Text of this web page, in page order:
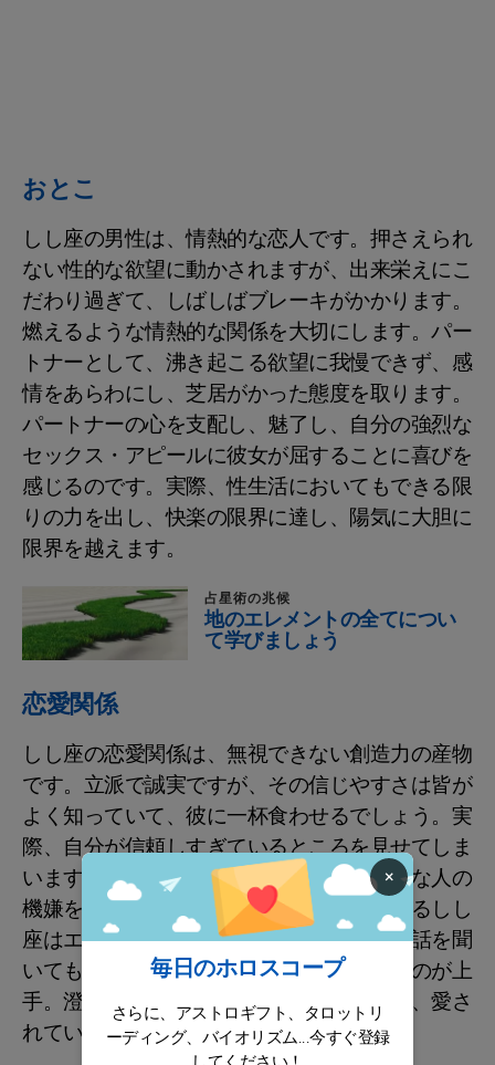
おとこ
しし座の男性は、情熱的な恋人です。押さえられ
ない性的な欲望に動かされますが、出来栄えにこ
だわり過ぎて、しばしばブレーキがかかります。
燃えるような情熱的な関係を大切にします。パー
トナーとして、沸き起こる欲望に我慢できず、感
情をあらわにし、芝居がかった態度を取ります。
パートナーの心を支配し、魅了し、自分の強烈な
セックス・アピールに彼女が屈することに喜びを
感じるのです。実際、性生活においてもできる限
りの力を出し、快楽の限界に達し、陽気に大胆に
限界を越えます。
占星術の兆候
地のエレメントの全てについ
て学びましょう
恋愛関係
しし座の恋愛関係は、無視できない創造力の産物
です。立派で誠実ですが、その信じやすさは皆が
よく知っていて、彼に一杯食わせるでしょう。実
際、自分が信頼しすぎているところを見せてしま
います。しし座は熱いハートを持ち、大切な人の
機嫌をとるために創造力を示します。恋するしし
座はエレガントでロマンチックで、自分の話を聞
いてもらえるよう、目立つように技を使うのが上
手。澄ましたネコのように、かわいがられ、愛さ
れていたいのです。
×
毎日のホロスコープ
さらに、アストロギフト、タロットリ
ーディング、バイオリズム...今すぐ登録